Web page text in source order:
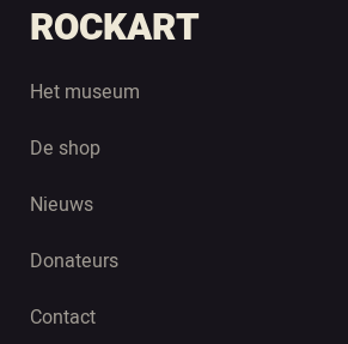
ROCKART
Het museum
De shop
Nieuws
Donateurs
Contact